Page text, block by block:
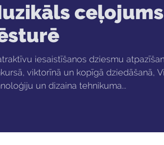
ceļojums
iesaistīšanos dziesmu
viktorīnā un kopīgā dziedāšanā,
un dizaina tehnikuma...